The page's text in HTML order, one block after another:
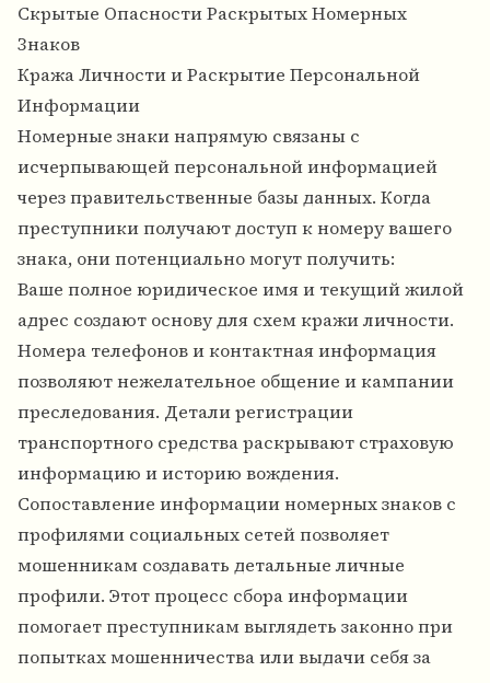
Скрытые Опасности Раскрытых Номерных
Знаков
Кража Личности и Раскрытие Персональной
Информации
Номерные знаки напрямую связаны с
исчерпывающей персональной информацией
через правительственные базы данных. Когда
преступники получают доступ к номеру вашего
знака, они потенциально могут получить:
Ваше полное юридическое имя и текущий жилой
адрес создают основу для схем кражи личности.
Номера телефонов и контактная информация
позволяют нежелательное общение и кампании
преследования. Детали регистрации
транспортного средства раскрывают страховую
информацию и историю вождения.
Сопоставление информации номерных знаков с
профилями социальных сетей позволяет
мошенникам создавать детальные личные
профили. Этот процесс сбора информации
помогает преступникам выглядеть законно при
попытках мошенничества или выдачи себя за